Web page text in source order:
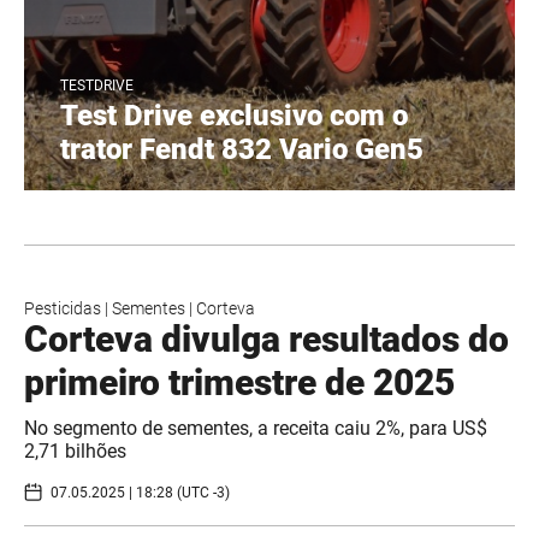
TESTDRIVE
Test Drive exclusivo com o
trator Fendt 832 Vario Gen5
Pesticidas | Sementes | Corteva
Corteva divulga resultados do
primeiro trimestre de 2025
No segmento de sementes, a receita caiu 2%, para US$
2,71 bilhões
07.05.2025 | 18:28 (UTC -3)